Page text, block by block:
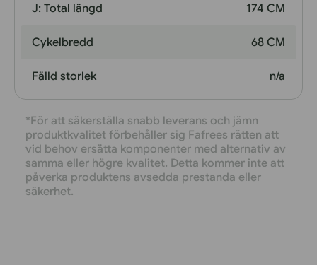
J: Total längd 174 CM
Cykelbredd 68 CM
Fälld storlek n/a
*För att säkerställa snabb leverans och jämn
produktkvalitet förbehåller sig Fafrees rätten att
vid behov ersätta komponenter med alternativ av
samma eller högre kvalitet. Detta kommer inte att
påverka produktens avsedda prestanda eller
säkerhet.